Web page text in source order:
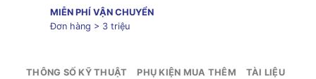
MIỄN PHÍ VẬN CHUYỂN
Đơn hàng > 3 triệu
THÔNG SỐ KỸ THUẬT PHỤ KIỆN MUA THÊM TÀI LIỆU